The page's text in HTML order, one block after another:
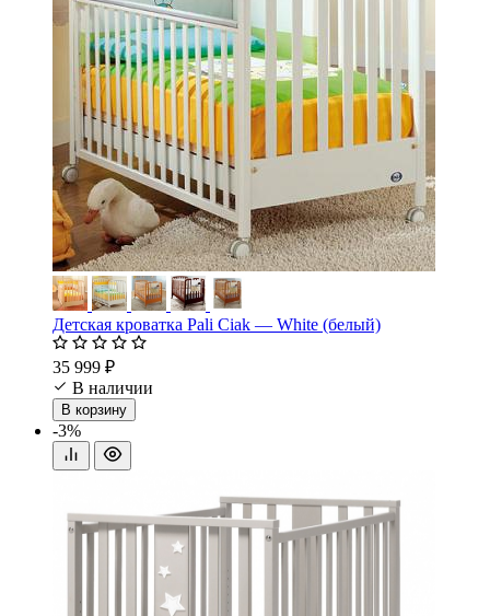
Детская кроватка Pali Ciak — White (белый)
35 999 ₽
В наличии
В корзину
-3%